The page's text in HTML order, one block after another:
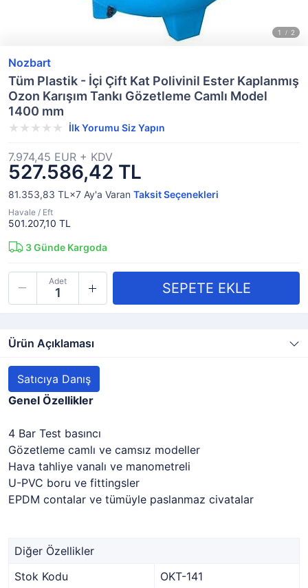
Nozbart
Tüm Plastik - İçi Çift Kat Polivinil Ester Kaplanmış
Ozon Karışım Tankı Gözetleme Camlı Model
1400 mm
İlk Yorumu Siz Yapın
527.586,42 TL
7.974,45 EUR + KDV
81.353,83 TL×7 Ay'a Varan Taksit Seçenekleri
Havale / Eft
501.207,10 TL
3Günde Kargoda
Adet
Ürün Açıklaması
Satıcıya Danış
Genel Özellikler
4 Bar Test basıncı
Gözetleme camlı ve camsız modeller
Hava tahliye vanalı ve manometreli
U-PVC boru ve fittingsler
EPDM contalar ve tümüyle paslanmaz civatalar
Diğer Özellikler
Stok Kodu
OKT-141